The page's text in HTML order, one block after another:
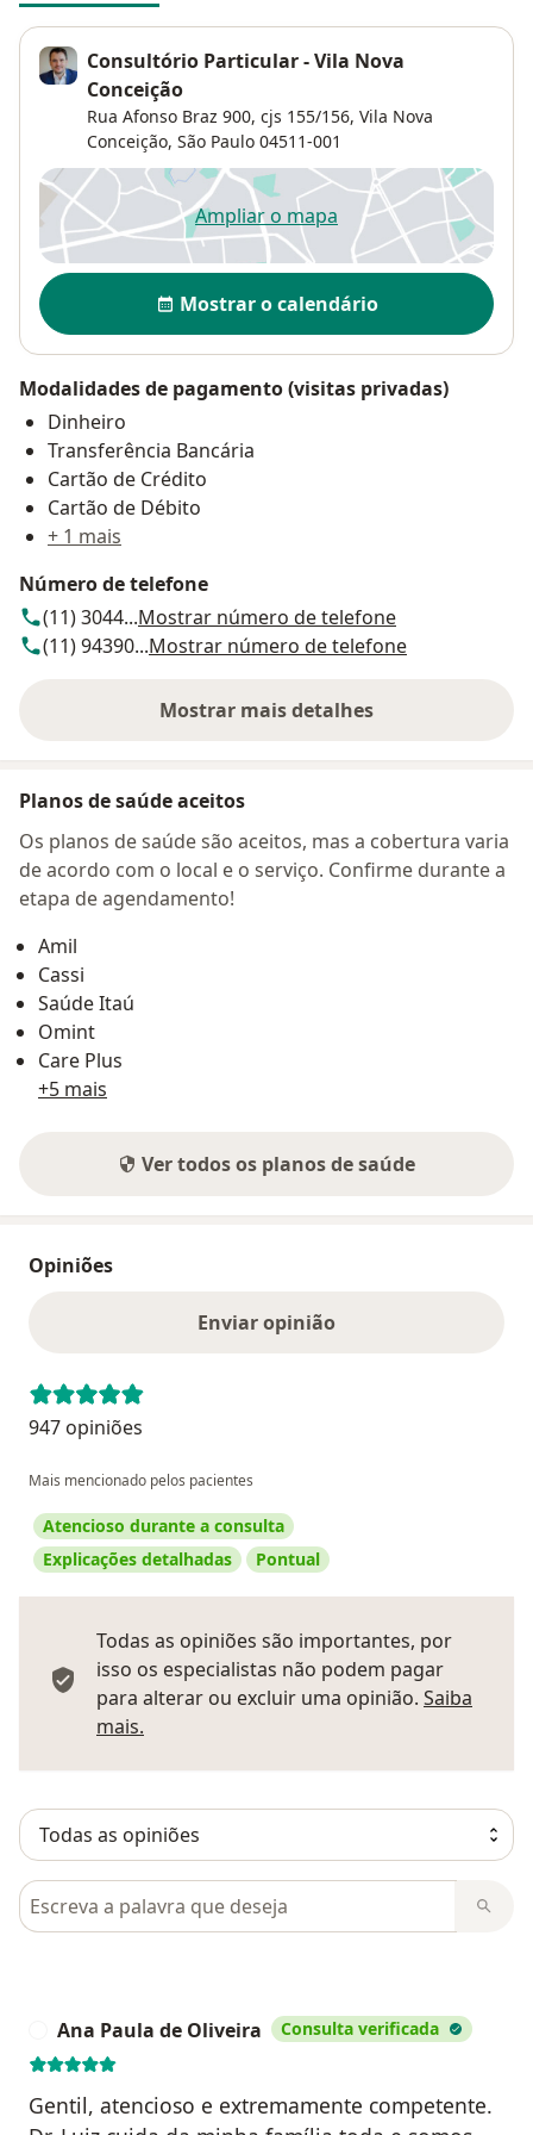
Consultório Particular - Vila Nova
Conceição
Rua Afonso Braz 900, cjs 155/156, Vila Nova
Conceição, São Paulo 04511-001
Ampliar o mapaabre num novo separador
Disponibilidade
Mostrar o calendário
Modalidades de pagamento (visitas privadas)
Dinheiro
Transferência Bancária
Cartão de Crédito
Cartão de Débito
+ 1 mais
Número de telefone
(11) 3044...Mostrar número de telefone
(11) 94390...Mostrar número de telefone
Mostrar mais detalhes
sobre o endereço
Planos de saúde aceitos
Os planos de saúde são aceitos, mas a cobertura varia
de acordo com o local e o serviço. Confirme durante a
etapa de agendamento!
Amil
Cassi
Saúde Itaú
Omint
Care Plus
+5 mais
Ver todos os planos de saúde
Opiniões
Enviar opinião
947 opiniões
Mais mencionado pelos pacientes
Atencioso durante a consulta
Explicações detalhadas
Pontual
Todas as opiniões são importantes, por
isso os especialistas não podem pagar
para alterar ou excluir uma opinião. Saiba
mais.
Pesquisar em opiniões
Ana Paula de Oliveira Consulta verificada
Gentil, atencioso e extremamente competente.